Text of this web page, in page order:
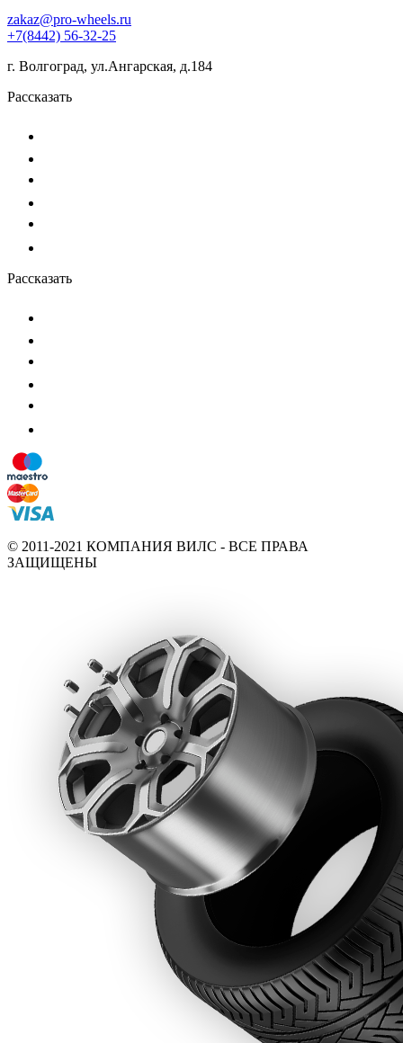
zakaz@pro-wheels.ru
+7(8442) 56-32-25
г. Волгоград, ул.Ангарская, д.184
Рассказать
Рассказать
© 2011-2021 КОМПАНИЯ ВИЛС - ВСЕ ПРАВА
ЗАЩИЩЕНЫ